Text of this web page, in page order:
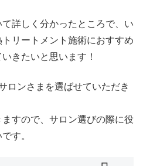
詳しく分かったところで、い
リートメント施術におすすめ
きたいと思います！
ロンさまを選ばせていただき
すので、サロン選びの際に役
す。